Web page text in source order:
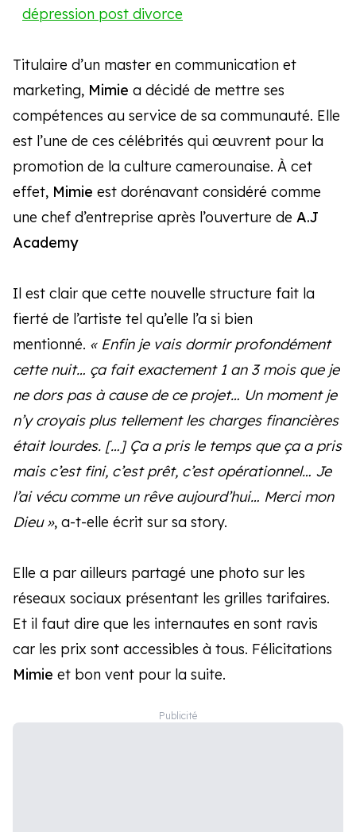
Titulaire d’un master en communication et
marketing, Mimie a décidé de mettre ses
compétences au service de sa communauté. Elle
est l’une de ces célébrités qui œuvrent pour la
promotion de la culture camerounaise. À cet
effet, Mimie est dorénavant considéré comme
une chef d’entreprise après l’ouverture de A.J
Academy
Il est clair que cette nouvelle structure fait la
fierté de l’artiste tel qu’elle l’a si bien
mentionné. « Enfin je vais dormir profondément
cette nuit… ça fait exactement 1 an 3 mois que je
ne dors pas à cause de ce projet… Un moment je
n’y croyais plus tellement les charges financières
était lourdes. […] Ça a pris le temps que ça a pris
mais c’est fini, c’est prêt, c’est opérationnel… Je
l’ai vécu comme un rêve aujourd’hui… Merci mon
Dieu », a-t-elle écrit sur sa story.
Elle a par ailleurs partagé une photo sur les
réseaux sociaux présentant les grilles tarifaires.
Et il faut dire que les internautes en sont ravis
car les prix sont accessibles à tous. Félicitations
Mimie et bon vent pour la suite.
dépression post divorce